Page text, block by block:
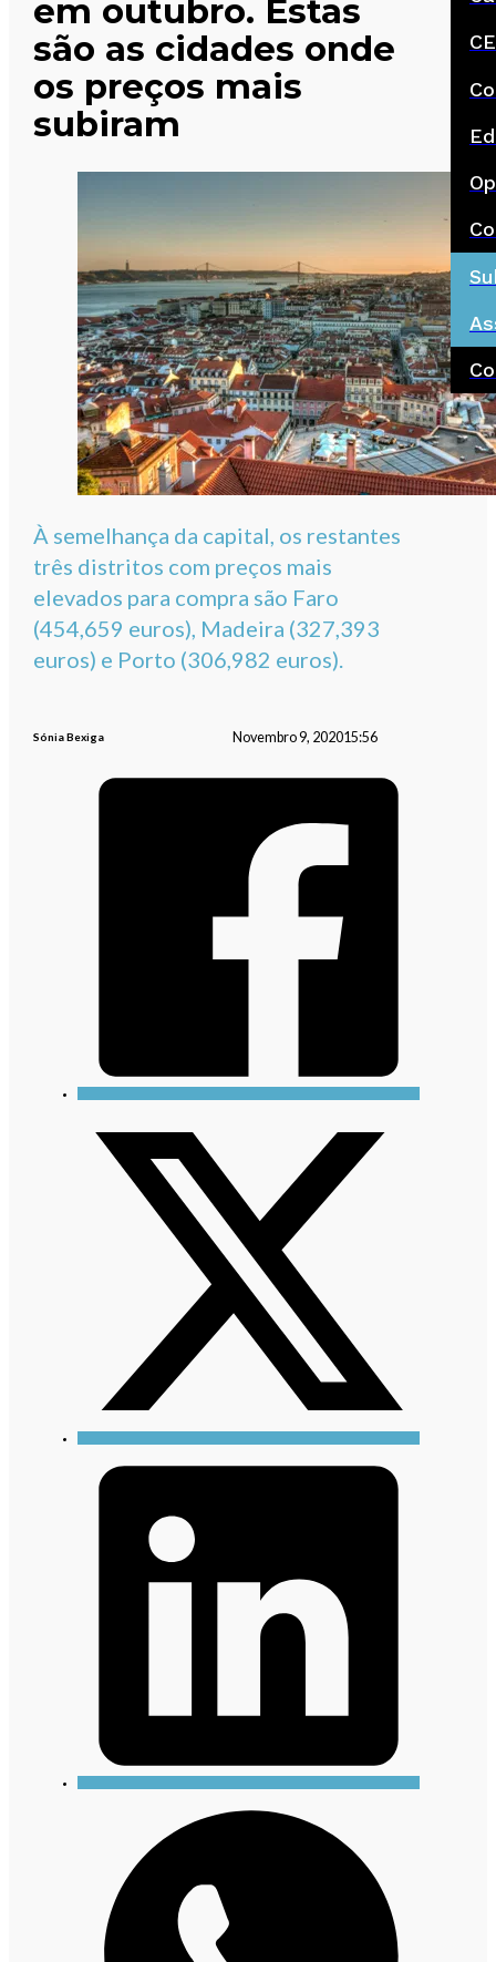
em outubro. Estas
são as cidades onde
os preços mais
subiram
À semelhança da capital, os restantes
três distritos com preços mais
elevados para compra são Faro
(454,659 euros), Madeira (327,393
euros) e Porto (306,982 euros).
Sónia Bexiga Novembro 9, 202015:56